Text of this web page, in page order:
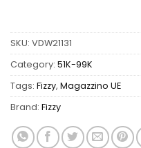
SKU: VDW21131
Category: 51K-99K
Tags: Fizzy, Magazzino UE
Brand: Fizzy